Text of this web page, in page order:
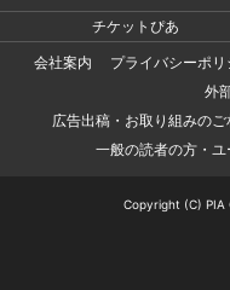
チケットぴあ
会社案内
プライバシーポリ
外
広告出稿・お取り組みの
一般の読者の方・
Copyright (C) PIA